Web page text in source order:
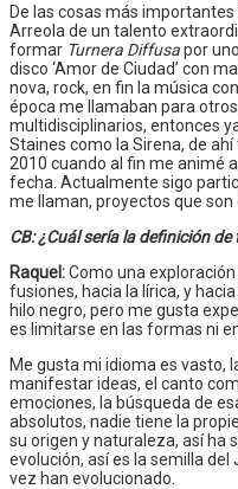
De las cosas más
Arreola de un talento
formar Turnera Diffusapor
disco ‘Amor de Ciudad’ con
nova, rock, en fin la música
época me llamaban para
multidisciplinarios, entonces
Staines como la Sirena, de
2010 cuando al fin me animé
fecha. Actualmente sigo
me llaman, proyectos que son
CB: ¿Cuál sería la definición
Raquel:Como una
fusiones, hacia la lírica, y
hilo negro, pero me gusta
es limitarse en las formas ni
Me gusta mi idioma es vasto,
manifestar ideas, el canto
emociones, la búsqueda de
absolutos, nadie tiene la
su origen y naturaleza, así ha
evolución, así es la semilla del
vez han evolucionado.